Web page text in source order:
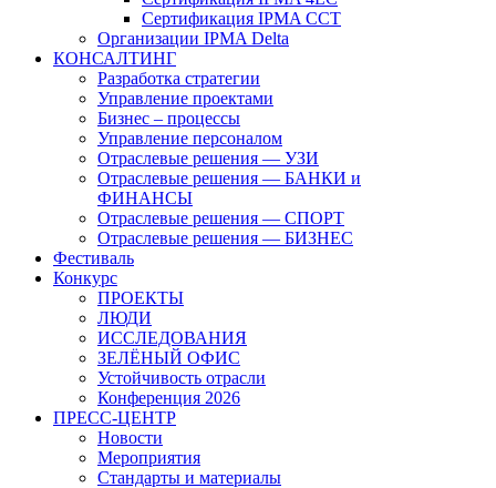
Сертификация IPMA CCT
Организации IPMA Delta
КОНСАЛТИНГ
Разработка стратегии
Управление проектами
Бизнес – процессы
Управление персоналом
Отраслевые решения — УЗИ
Отраслевые решения — БАНКИ и
ФИНАНСЫ
Отраслевые решения — СПОРТ
Отраслевые решения — БИЗНЕС
Фестиваль
Конкурс
ПРОЕКТЫ
ЛЮДИ
ИССЛЕДОВАНИЯ
ЗЕЛЁНЫЙ ОФИС
Устойчивость отрасли
Конференция 2026
ПРЕСС-ЦЕНТР
Новости
Мероприятия
Стандарты и материалы